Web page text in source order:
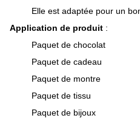
Elle est adaptée pour un
Application de produit :
Paquet de chocolat
Paquet de cadeau
Paquet de montre
Paquet de tissu
Paquet de bijoux